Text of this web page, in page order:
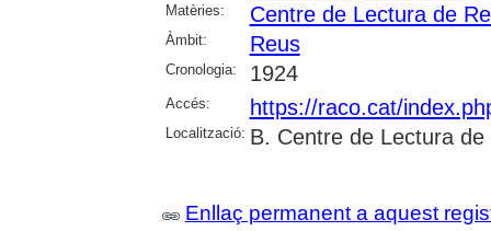
Matèries: Centre de Lectura de
Àmbit: Reus
Cronologia: 1924
Accés: https://raco.cat/
Localització: B. Centre de Lectura de
Enllaç permanent a aquest